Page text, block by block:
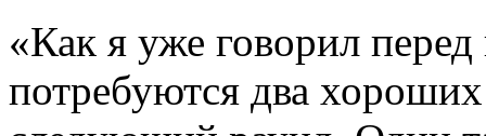
«Как я уже говорил
потребуются два